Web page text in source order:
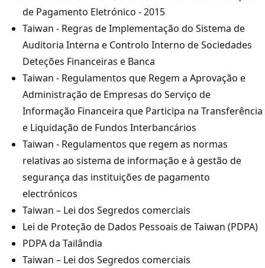
de Pagamento Eletrónico - 2015
Taiwan - Regras de Implementação do Sistema de
Auditoria Interna e Controlo Interno de Sociedades
Deteções Financeiras e Banca
Taiwan - Regulamentos que Regem a Aprovação e
Administração de Empresas do Serviço de
Informação Financeira que Participa na Transferência
e Liquidação de Fundos Interbancários
Taiwan - Regulamentos que regem as normas
relativas ao sistema de informação e à gestão de
segurança das instituições de pagamento
electrónicos
Taiwan – Lei dos Segredos comerciais
Lei de Proteção de Dados Pessoais de Taiwan (PDPA)
PDPA da Tailândia
Taiwan – Lei dos Segredos comerciais